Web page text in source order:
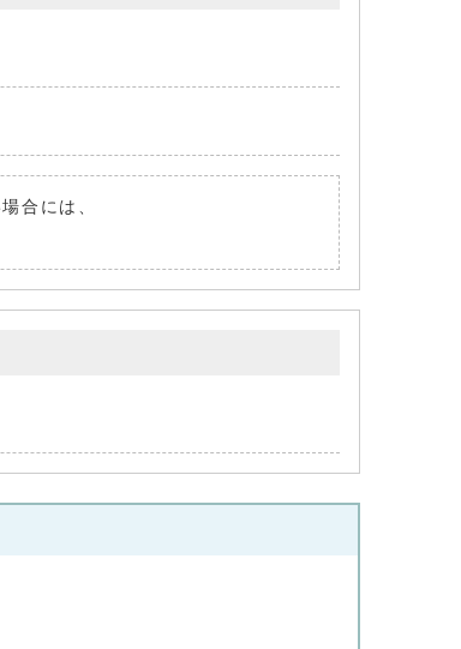
合には、